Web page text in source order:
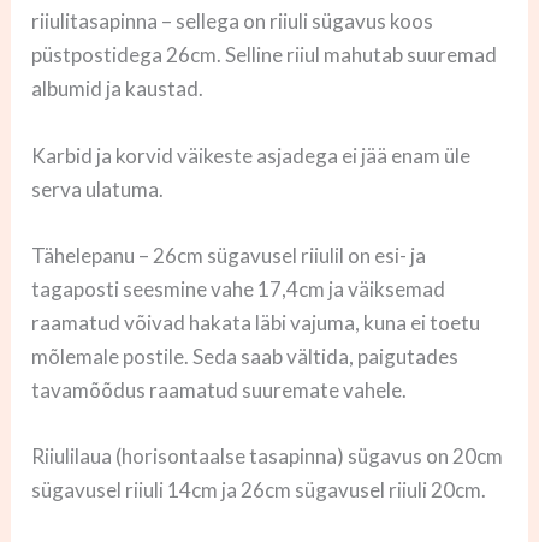
riiulitasapinna – sellega on riiuli sügavus koos
püstpostidega 26cm. Selline riiul mahutab suuremad
albumid ja kaustad.
Karbid ja korvid väikeste asjadega ei jää enam üle
serva ulatuma.
Tähelepanu – 26cm sügavusel riiulil on esi- ja
tagaposti seesmine vahe 17,4cm ja väiksemad
raamatud võivad hakata läbi vajuma, kuna ei toetu
mõlemale postile. Seda saab vältida, paigutades
tavamõõdus raamatud suuremate vahele.
Riiulilaua (horisontaalse tasapinna) sügavus on 20cm
sügavusel riiuli 14cm ja 26cm sügavusel riiuli 20cm.